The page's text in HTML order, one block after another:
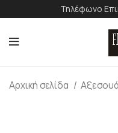
Τηλέφωνο
Αρχική σελίδα